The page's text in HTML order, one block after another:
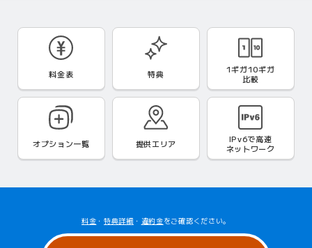
料金表 特典
1ギガ10ギガ
比較
オプション一覧 提供エリア IPv6で高速
ネットワーク
料金 ・特典詳細 ・ 違約金をご確認ください。